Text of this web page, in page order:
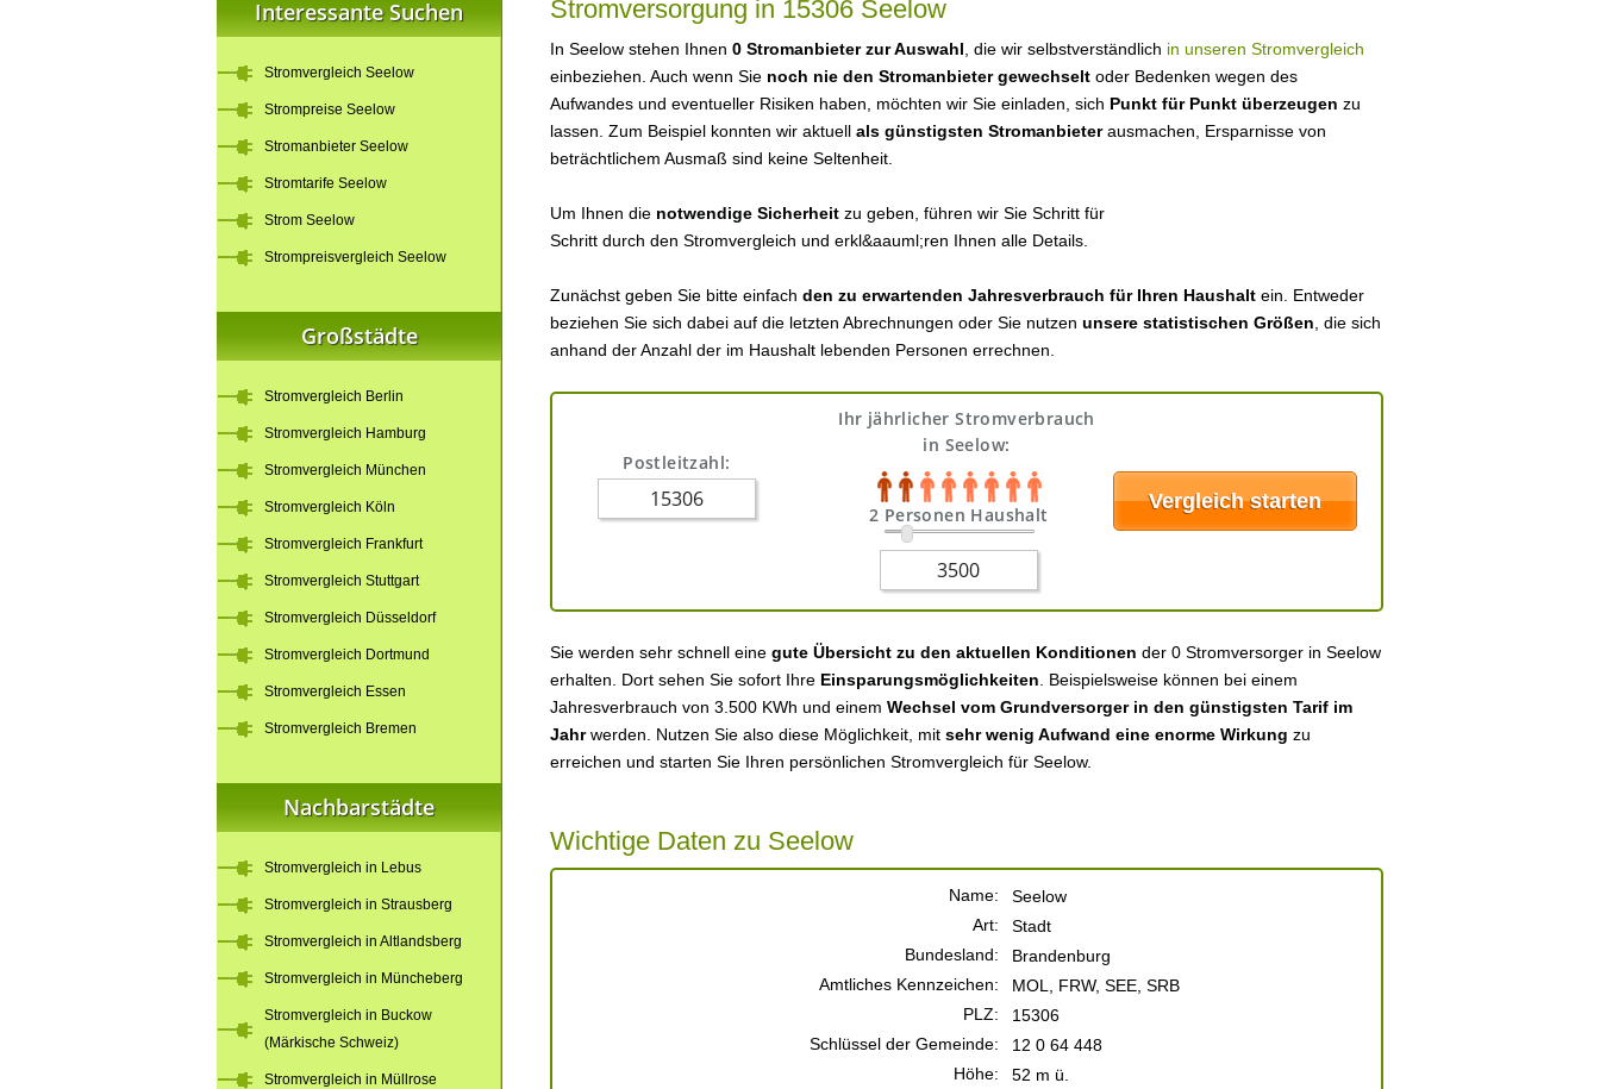
Stromversorgung in 15306 Seelow
In Seelow stehen Ihnen 0 Stromanbieter zur Auswahl , die wir selbstverständlich in unseren Stromvergleich
einbeziehen. Auch wenn Sie noch nie den Stromanbieter gewechselt oder Bedenken wegen des
Aufwandes und eventueller Risiken haben, möchten wir Sie einladen, sich Punkt für Punkt überzeugen zu
lassen. Zum Beispiel konnten wir aktuell als günstigsten Stromanbieterausmachen, Ersparnisse von
beträchtlichem Ausmaß sind keine Seltenheit.
Um Ihnen die notwendige Sicherheit zu geben, führen wir Sie Schritt für
Schritt durch den Stromvergleich und erkl&aauml;ren Ihnen alle Details.
Zunächst geben Sie bitte einfach den zu erwartenden Jahresverbrauch für Ihren Haushalt ein. Entweder
beziehen Sie sich dabei auf die letzten Abrechnungen oder Sie nutzen unsere statistischen Größen , die sich
anhand der Anzahl der im Haushalt lebenden Personen errechnen.
Postleitzahl:
Ihr jährlicher Stromverbrauch
in Seelow:
2 Personen Haushalt
Sie werden sehr schnell eine gute Übersicht zu den aktuellen Konditionen der 0 Stromversorger in Seelow
erhalten. Dort sehen Sie sofort Ihre Einsparungsmöglichkeiten . Beispielsweise können bei einem
Jahresverbrauch von 3.500 KWh und einem Wechsel vom Grundversorger in den günstigsten Tarif im
Jahrwerden. Nutzen Sie also diese Möglichkeit, mit sehr wenig Aufwand eine enorme Wirkung zu
erreichen und starten Sie Ihren persönlichen Stromvergleich für Seelow.
Wichtige Daten zu Seelow
Name:
Seelow
Art:
Stadt
Bundesland:
Brandenburg
Amtliches Kennzeichen:
MOL, FRW, SEE, SRB
PLZ:
15306
Schlüssel der Gemeinde:
12 0 64 448
Höhe:
52 m ü.
Interessante Suchen
Stromvergleich Seelow
Strompreise Seelow
Stromanbieter Seelow
Stromtarife Seelow
Strom Seelow
Strompreisvergleich Seelow
Großstädte
Stromvergleich Berlin
Stromvergleich Hamburg
Stromvergleich München
Stromvergleich Köln
Stromvergleich Frankfurt
Stromvergleich Stuttgart
Stromvergleich Düsseldorf
Stromvergleich Dortmund
Stromvergleich Essen
Stromvergleich Bremen
Nachbarstädte
Stromvergleich in Lebus
Stromvergleich in Strausberg
Stromvergleich in Altlandsberg
Stromvergleich in Müncheberg
Stromvergleich in Buckow
(Märkische Schweiz)
Stromvergleich in Müllrose